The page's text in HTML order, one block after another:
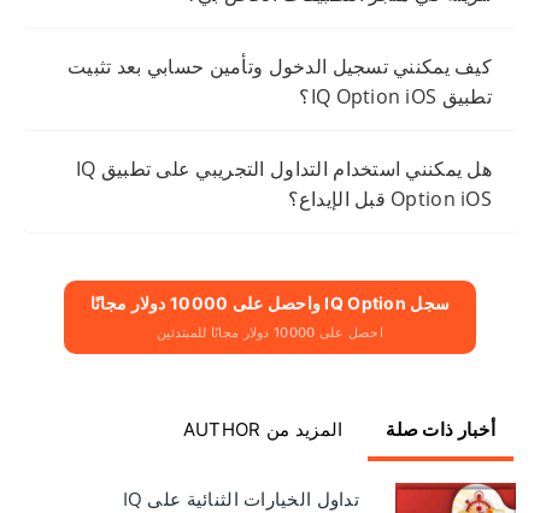
كيف يمكنني تسجيل الدخول وتأمين حسابي بعد تثبيت
تطبيق IQ Option iOS؟
هل يمكنني استخدام التداول التجريبي على تطبيق IQ
Option iOS قبل الإيداع؟
سجل IQ Option واحصل على 10000 دولار مجانًا
احصل على 10000 دولار مجانًا للمبتدئين
المزيد من AUTHOR أخبار ذات صلة
تداول الخيارات الثنائية على IQ